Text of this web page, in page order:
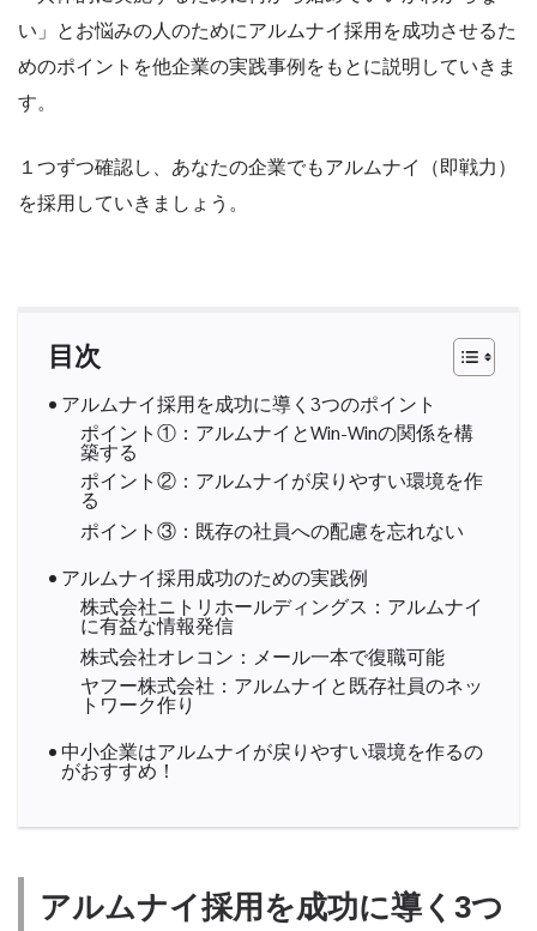
い」とお悩みの人のためにアルムナイ採用を成功させるた
めのポイントを他企業の実践事例をもとに説明していきま
す。
１つずつ確認し、あなたの企業でもアルムナイ（即戦力）
を採用していきましょう。
目次
アルムナイ採用を成功に導く3つのポイント
ポイント①：アルムナイとWin-Winの関係を構
築する
ポイント②：アルムナイが戻りやすい環境を作
る
ポイント③：既存の社員への配慮を忘れない
アルムナイ採用成功のための実践例
株式会社ニトリホールディングス：アルムナイ
に有益な情報発信
株式会社オレコン：メール一本で復職可能
ヤフー株式会社：アルムナイと既存社員のネッ
トワーク作り
中小企業はアルムナイが戻りやすい環境を作るの
がおすすめ！
アルムナイ採用を成功に導く3つ